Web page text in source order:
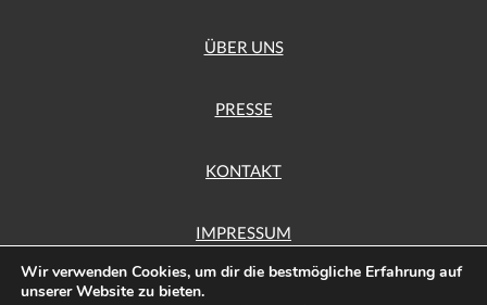
ÜBER UNS
PRESSE
KONTAKT
IMPRESSUM
DATENSCHUTZ
Wir verwenden Cookies, um dir die bestmögliche Erfahrung auf
unserer Website zu bieten.